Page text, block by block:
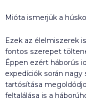
Mióta ismerjük a
Ezek az élelmiszerek
fontos szerepet
Éppen ezért háborús
expedíciók során
tartósítása
feltalálása is a